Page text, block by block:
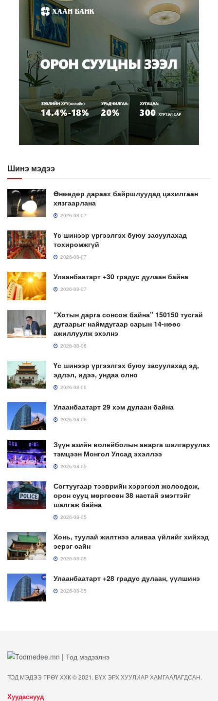
Шинэ мэдээ
Өнөөдөр дараах байршлуудад цахилгаан
хязгаарлана
2026-08-07
Үс шинээр үргээлгэх буюу засуулахад
тохиромжгүй
2026-08-07
Улаанбаатарт +30 градус дулаан байна
2026-08-07
“Хотын дарга сонсож байна” 150150 тусгай
дугаарыг наймдугаар сарын 14-нөөс
ажиллуулж эхэлнэ
2026-08-06
Үс шинээр үргээлгэх буюу засуулахад эд,
эдлэл, идээ, ундаа олно
2026-08-06
Улаанбаатарт 29 хэм дулаан байна
2026-08-06
Зүүн азийн волейболын аварга шалгаруулах
тэмцээн Монгол Улсад эхэллээ
2026-08-05
Согтуугаар тээврийн хэрэгсэл жолоодож,
орон сууц мөргөсөн 38 настай эмэгтэйг
шалгаж байна
2026-08-05
Хонь, туулай жилтнээ аливаа үйлийг хийхэд
эерэг сайн
2026-08-05
Улаанбаатарт +28 градус дулаан, үүлшинэ
2026-08-05
ТОД МЭДЭЭ ГРӨҮ ХХК © 2021. БҮХ ЭРХ ХУУЛИАР ХАМГААЛАГДСАН.
Хуудаснууд